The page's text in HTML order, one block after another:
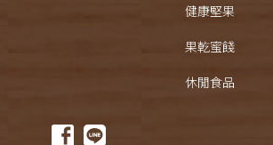
健康堅果
果乾蜜餞
休閒食品